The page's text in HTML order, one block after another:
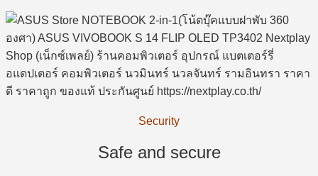
Security
Safe and secure